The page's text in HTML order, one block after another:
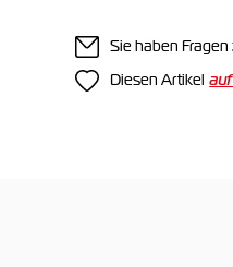
Sie haben
Diesen Artikel